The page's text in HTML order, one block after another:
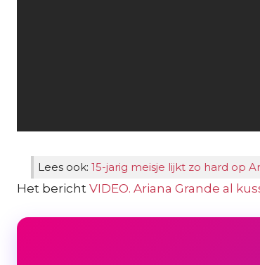
Lees ook: 15-jarig meisje lijkt zo hard op
Het bericht VIDEO. Ariana Grande al